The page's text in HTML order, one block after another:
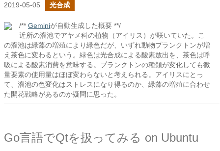
2019-05-05 光合成
/** Geminiが自動生成した概要 **/
近所の溜池でアヤメ科の植物（アイリス）が咲いていた。こ
の溜池は緑藻の増殖により緑色だが、いずれ動物プランクトンが増
え茶色に変わるという。緑色は光合成による酸素放出を、茶色は呼
吸による酸素消費を意味する。プランクトンの種類が変化しても微
量要素の使用量はほぼ変わらないと考えられる。アイリスにとっ
て、溜池の色変化はストレスになり得るのか、緑藻の増殖に合わせ
た開花戦略があるのか疑問に思った。
Go言語でQtを扱ってみる on Ubuntu